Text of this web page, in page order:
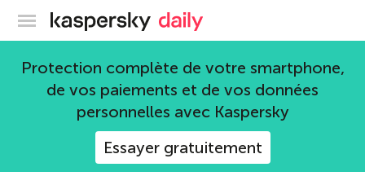
Blog officiel de Kaspersky
Protection complète de votre smartphone,
de vos paiements et de vos données
personnelles avec Kaspersky
Essayer gratuitement